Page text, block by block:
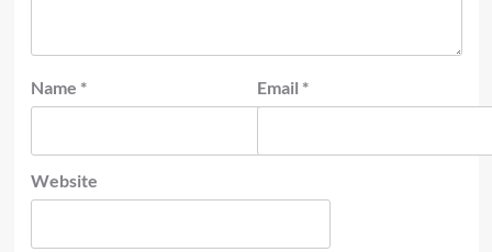
Name * Email *
Website